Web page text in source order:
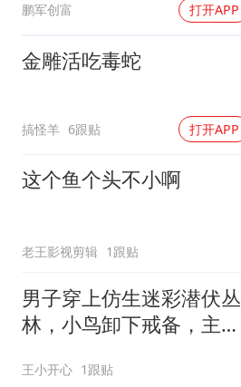
鹏军创富 打开APP
金雕活吃毒蛇
搞怪羊 6跟贴 打开APP
这个鱼个头不小啊
老王影视剪辑 1跟贴
男子穿上仿生迷彩潜伏丛
林，小鸟卸下戒备，主动
王小开心 1跟贴